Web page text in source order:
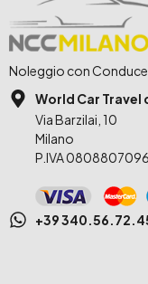
Noleggio con
World Car
Via Barzilai, 10
Milano
P.IVA
+39